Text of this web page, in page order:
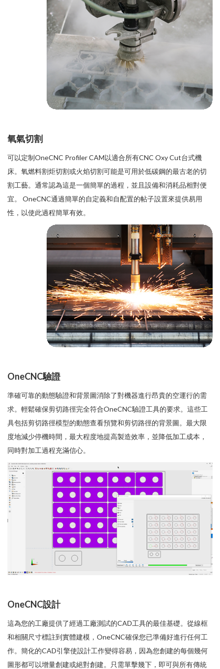
氧氣切割
可以定制OneCNC Profiler CAM以適合所有CNC Oxy Cut台式機
床。氧燃料割炬切割或火焰切割可能是可用於低碳鋼的最古老的切
割工藝。通常認為這是一個簡單的過程，並且設備和消耗品相對便
宜。 OneCNC通過簡單的自定義和自配置的帖子設置來提供易用
性，以使此過程簡單有效。
OneCNC驗證
準確可靠的動態驗證和背景圖消除了對機器進行昂貴的空運行的需
求。輕鬆確保剪切路徑完全符合OneCNC驗證工具的要求。這些工
具包括剪切路徑模型的動態查看預覽和剪切路徑的背景圖。最大限
度地減少停機時間，最大程度地提高製造效率，並降低加工成本，
同時對加工過程充滿信心。
OneCNC設計
這為您的工廠提供了經過工廠測試的CAD工具的最佳基礎。從線框
和相關尺寸標註到實體建模，OneCNC確保您已準備好進行任何工
作。簡化的CAD引擎使設計工作變得容易，因為您創建的每個幾何
圖形都可以增量創建或絕對創建。只需單擊幾下，即可與所有傳統